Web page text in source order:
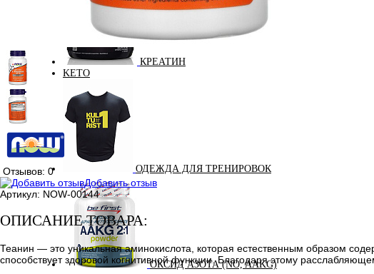
КРЕАТИН
KETO
ОДЕЖДА ДЛЯ ТРЕНИРОВОК
ОКСИД АЗОТА (NO, AAKG)
Отзывов: 0
Добавить отзыв
Артикул: NOW-00144
ОПИСАНИЕ ТОВАРА:
Теанин — это уникальная аминокислота, которая естественным образом
способствует здоровой когнитивной функции. Благодаря этому